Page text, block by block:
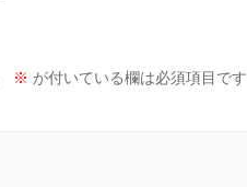
※ が付いている欄は必須項目です